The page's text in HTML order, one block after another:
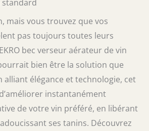
mais vous trouvez que vos
pas toujours toutes leurs
bec verseur aérateur de vin
bien être la solution que
alliant élégance et technologie, cet
instantanément
de votre vin préféré, en libérant
ses tanins. Découvrez